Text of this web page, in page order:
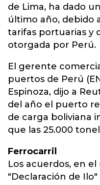
de Lima, ha dado
último año, debido
tarifas portuarias y
otorgada por Perú.
El gerente
puertos de Perú
Espinoza, dijo a
del año el puerto
de carga boliviana
que las 25.000
Ferrocarril
Los acuerdos, en
"Declaración de